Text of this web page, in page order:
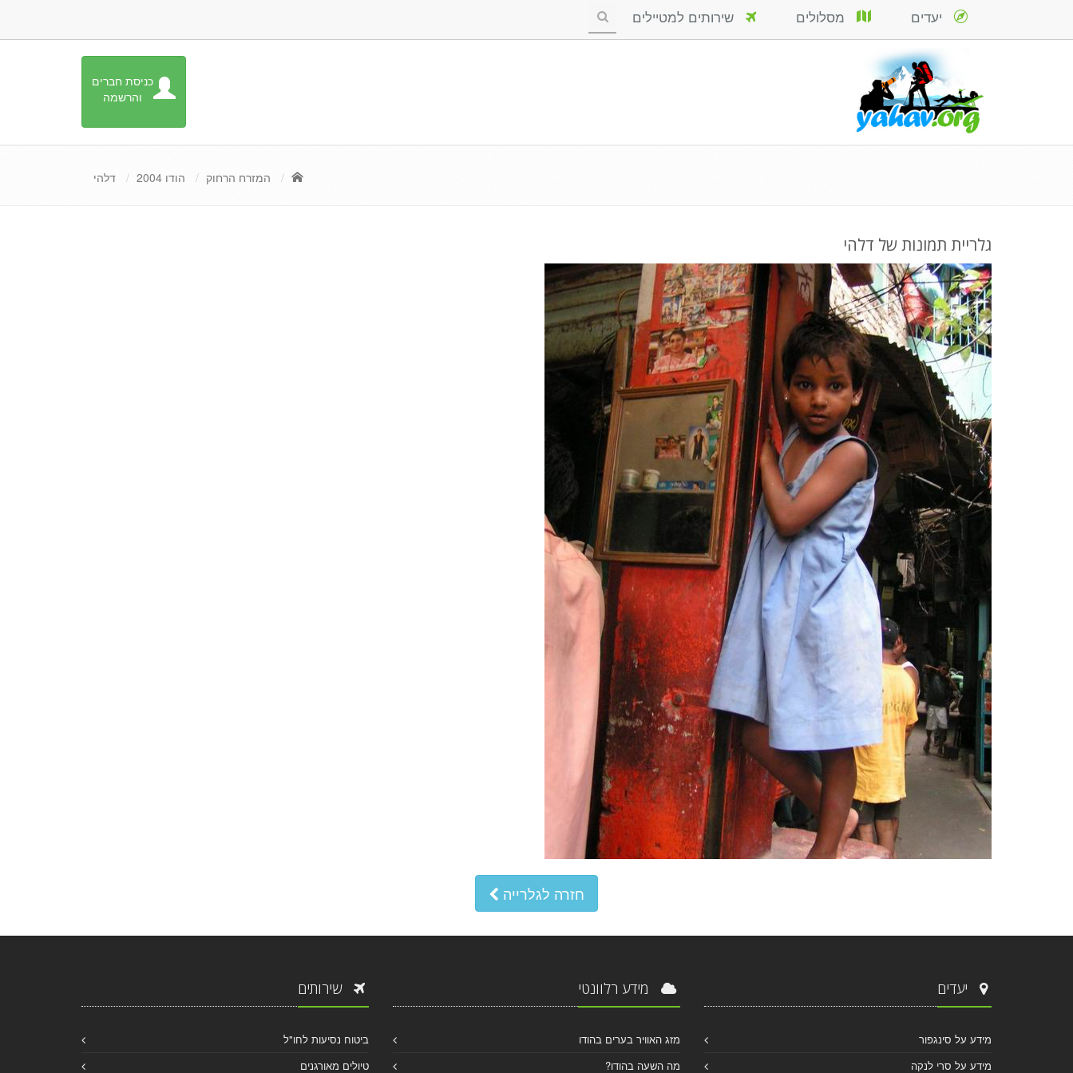
כניסת חברים
והרשמה
יעדים מסלולים שירותים למטיילים
המזרח הרחוק הודו 2004 דלהי
גלריית תמונות של דלהי
חזרה לגלרייה
יעדים
מידע על סינגפור
מידע על סרי לנקה
מידע רלוונטי
מזג האוויר בערים בהודו
מה השעה בהודו?
שירותים
ביטוח נסיעות לחו"ל
טיולים מאורגנים